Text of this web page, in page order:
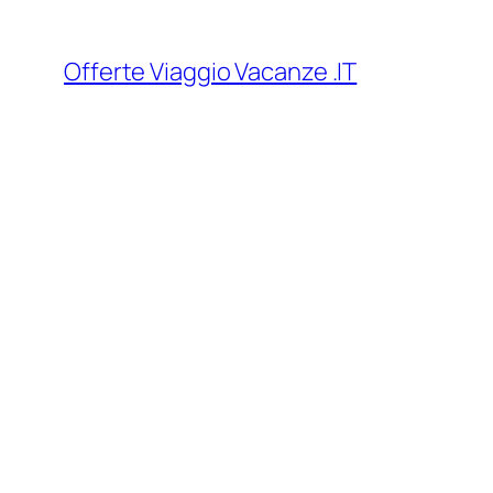
contenuto
Offerte Viaggio Vacanze .IT